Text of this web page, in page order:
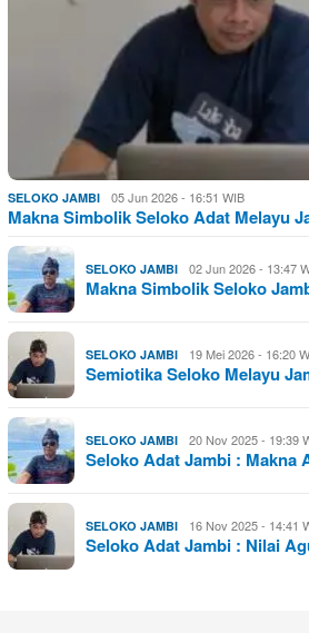
SELOKO JAMBI 05 Jun 2026 - 16:51 WIB
Makna Simbolik Seloko Adat Melayu
SELOKO JAMBI 02 Jun 2026 - 13:47
Makna Simbolik Seloko
SELOKO JAMBI 19 Mei 2026 - 16:20
Semiotika Seloko Melayu
SELOKO JAMBI 20 Nov 2025 - 19:39
Seloko Adat Jambi : Makna
SELOKO JAMBI 16 Nov 2025 - 14:41
Seloko Adat Jambi : Nilai